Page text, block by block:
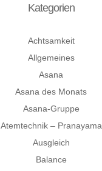
Kategorien
Achtsamkeit
Allgemeines
Asana
Asana des Monats
Asana-Gruppe
Atemtechnik – Pranayama
Ausgleich
Balance